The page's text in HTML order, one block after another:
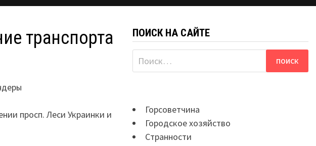
транспорта
просп. Леси Украинки и
ПОИСК НА САЙТЕ
Найти:
Горсоветчина
Городское хозяйство
Странности